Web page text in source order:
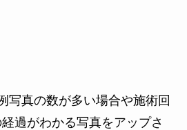
写真の数が多い場合や施術回
過がわかる写真をアップさ